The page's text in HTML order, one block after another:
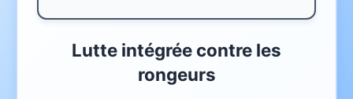
Lutte intégrée contre les
rongeurs